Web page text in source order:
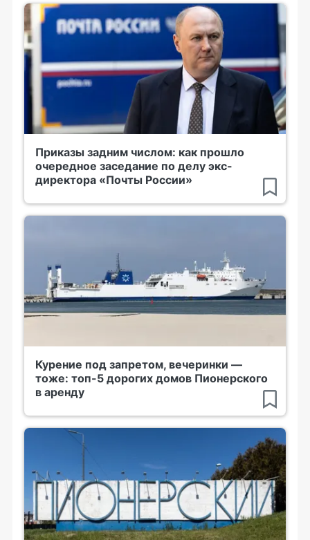
Приказы задним числом: как прошло
очередное заседание по делу экс-
директора «Почты России»
Курение под запретом, вечеринки —
тоже: топ-5 дорогих домов Пионерского
в аренду